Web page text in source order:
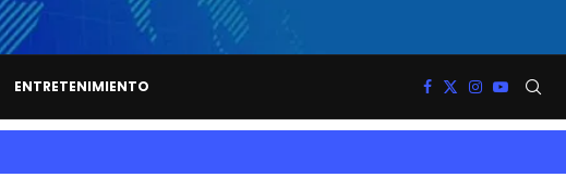
ENTRETENIMIENTO